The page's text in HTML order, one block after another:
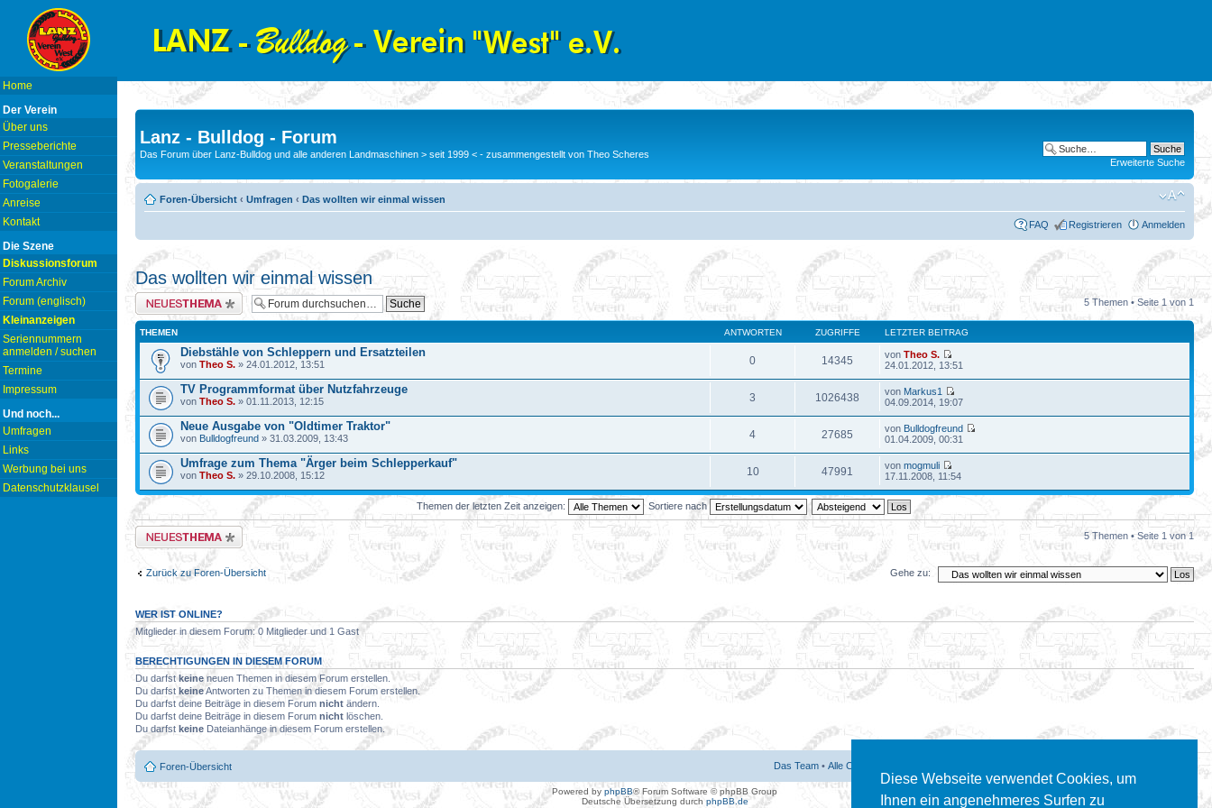
Diese Webseite verwendet Cookies, um
Ihnen ein angenehmeres Surfen zu
Home
Der Verein
Über uns
Presseberichte
Veranstaltungen
Fotogalerie
Anreise
Kontakt
Die Szene
Diskussionsforum
Forum Archiv
Forum (englisch)
Kleinanzeigen
Seriennummern
anmelden / suchen
Termine
Impressum
Und noch...
Umfragen
Links
Werbung bei uns
Datenschutzklausel
Lanz - Bulldog - Forum
Das Forum über Lanz-Bulldog und alle anderen Landmaschinen > seit 1999 < - zusammengestellt von Theo Scheres
Erweiterte Suche
Foren-Übersicht ‹ Umfragen ‹ Das wollten wir einmal wissen
FAQ Registrieren Anmelden
Das wollten wir einmal wissen
Neues Thema erstellen 5 Themen • Seite 1 von 1
THEMEN ANTWORTEN ZUGRIFFE LETZTER BEITRAG
Diebstähle von Schleppern und Ersatzteilen
von Theo S. » 24.01.2012, 13:51 0 14345 vonTheo S.
24.01.2012, 13:51
TV Programmformat über Nutzfahrzeuge
von Theo S. » 01.11.2013, 12:15 3 1026438 von Markus1
04.09.2014, 19:07
Neue Ausgabe von "Oldtimer Traktor"
von Bulldogfreund » 31.03.2009, 13:43 4 27685 von Bulldogfreund
01.04.2009, 00:31
Umfrage zum Thema "Ärger beim Schlepperkauf"
von Theo S. » 29.10.2008, 15:12 10 47991 vonmogmuli
17.11.2008, 11:54
Themen der letzten Zeit anzeigen: Sortiere nach
Neues Thema erstellen 5 Themen • Seite 1 von 1
Zurück zu Foren-Übersicht Gehe zu:
WER IST ONLINE?
Mitglieder in diesem Forum: 0 Mitglieder und 1 Gast
BERECHTIGUNGEN IN DIESEM FORUM
Du darfstkeine neuen Themen in diesem Forum erstellen.
Du darfst keineAntworten zu Themen in diesem Forum erstellen.
Du darfst deine Beiträge in diesem Forum nicht ändern.
Du darfst deine Beiträge in diesem Forum nicht löschen.
Du darfst keine Dateianhänge in diesem Forum erstellen.
Foren-Übersicht Das Team • Alle Cookies des Boards löschen
Powered by phpBB® Forum Software © phpBB Group
Deutsche Übersetzung durch phpBB.de